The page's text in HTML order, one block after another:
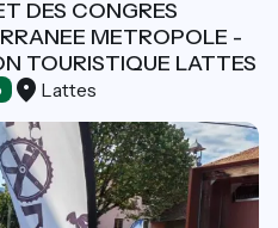
DES CONGRES
METROPOLE -
TOURISTIQUE LATTES
Lattes